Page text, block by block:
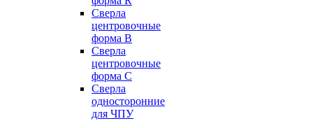
Сверла
центровочные
форма B
Сверла
центровочные
форма C
Сверла
односторонние
для ЧПУ